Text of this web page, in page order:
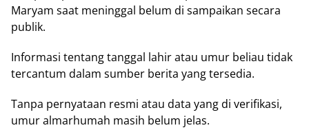
Maryam saat meninggal belum di sampaikan secara
publik.
Informasi tentang tanggal lahir atau umur beliau tidak
tercantum dalam sumber berita yang tersedia.
Tanpa pernyataan resmi atau data yang di verifikasi,
umur almarhumah masih belum jelas.